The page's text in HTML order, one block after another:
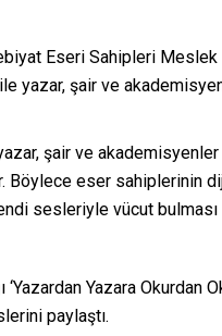
Eseri Sahipleri
yazar, şair ve
şair ve
Böylece eser sahiplerinin
sesleriyle vücut bulması
‘Yazardan Yazara Okurdan
paylaştı.